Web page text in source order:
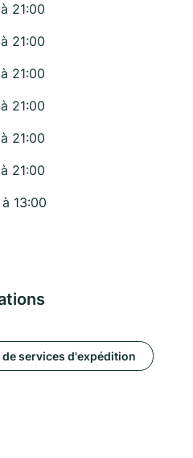
21:00
21:00
21:00
21:00
21:00
21:00
13:00
de services d'expédition